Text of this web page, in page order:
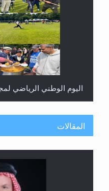
اليوم الوطني الرياضي
المقالات